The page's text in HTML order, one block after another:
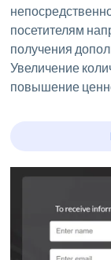
посетителям
получения
Увеличение
повышение